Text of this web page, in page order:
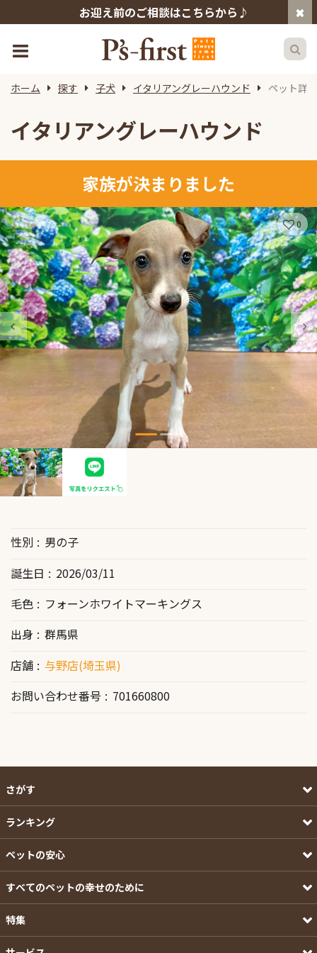
お迎え前のご相談はこちらから♪
ホーム 探す 子犬 イタリアングレーハウンド ペット詳細
イタリアングレーハウンド
家族が決まりました
0
性別
男の子
誕生日
2026/03/11
毛色
フォーンホワイトマーキングス
出身
群馬県
店舗
与野店(埼玉県)
お問い合わせ番号
701660800
さがす
ランキング
ペットの安心
すべてのペットの幸せのために
特集